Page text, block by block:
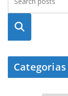
Busca
Categorias